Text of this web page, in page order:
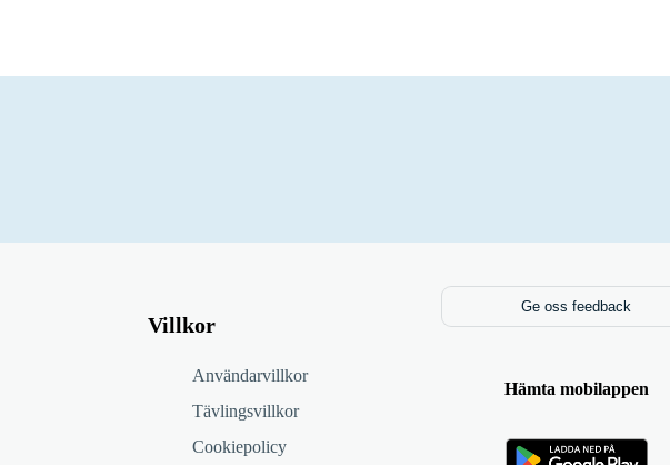
Villkor
Användarvillkor
Tävlingsvillkor
Cookiepolicy
Ge oss feedback
Hämta mobilappen